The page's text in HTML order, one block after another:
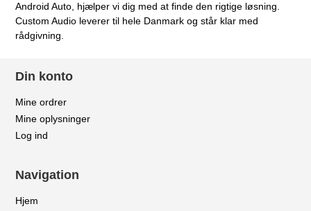
Android Auto, hjælper vi dig med at finde den rigtige løsning.
Custom Audio leverer til hele Danmark og står klar med
rådgivning.
Din konto
Mine ordrer
Mine oplysninger
Log ind
Navigation
Hjem